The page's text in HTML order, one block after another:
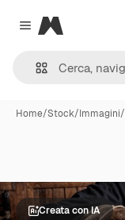
Close menu
Magnific
Home/Stock/Immagini/
Creata con IA